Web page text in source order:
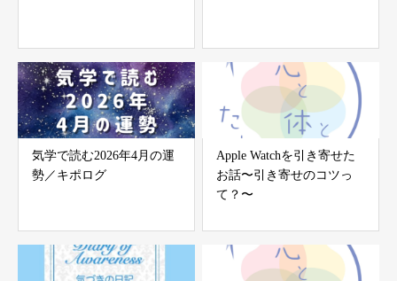
気学で読む2026年4月の運
勢／キポログ
Apple Watchを引き寄せた
お話〜引き寄せのコツっ
て？〜